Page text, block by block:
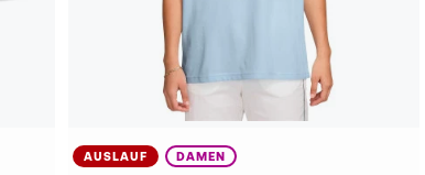
AUSLAUF DAMEN